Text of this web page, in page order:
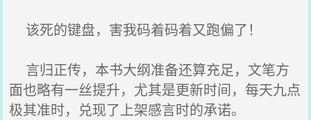
该死的键盘，害我码着码着又跑偏了！
言归正传，本书大纲准备还算充足，文笔方
面也略有一丝提升，尤其是更新时间，每天九点
极其准时，兑现了上架感言时的承诺。